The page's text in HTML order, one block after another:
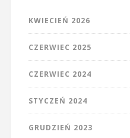
KWIECIEŃ 2026
CZERWIEC 2025
CZERWIEC 2024
STYCZEŃ 2024
GRUDZIEŃ 2023